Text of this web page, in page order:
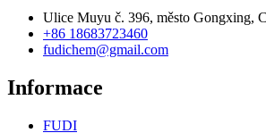
Ulice Muyu č. 396, město Gongxing,
+86 18683723460
fudichem@gmail.com
Informace
FUDI